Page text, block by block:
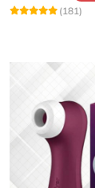
(181)